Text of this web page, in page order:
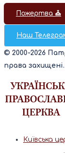
Пожертва ⛪️
Наш
© 2000-2026
права захищені.
Київська